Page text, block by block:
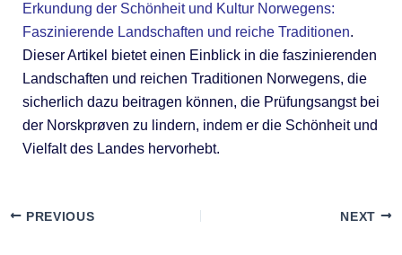
Erkundung der Schönheit und Kultur Norwegens:
Faszinierende Landschaften und reiche Traditionen.
Dieser Artikel bietet einen Einblick in die faszinierenden
Landschaften und reichen Traditionen Norwegens, die
sicherlich dazu beitragen können, die Prüfungsangst bei
der Norskprøven zu lindern, indem er die Schönheit und
Vielfalt des Landes hervorhebt.
PREVIOUS NEXT